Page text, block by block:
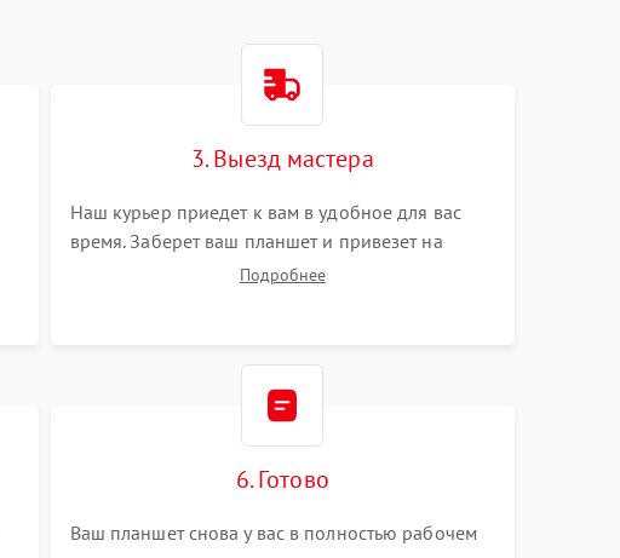
3. Выезд мастера
Наш курьер приедет к вам в удобное для вас
время. Заберет ваш планшет и привезет на
склад для диагностики.Подробнее
6. Готово
Ваш планшет снова у вас в полностью рабочем